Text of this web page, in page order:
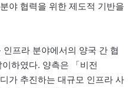
야 협력을 위한 제도적 기반을
프라 분야에서의 양국 간 협
하였다. 양측은 「비전
가 추진하는 대규모 인프라 사